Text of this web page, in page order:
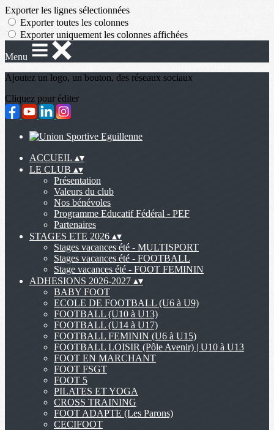
Exporter les lignes sélectionnées
Exporter toutes les colonnes
Exporter uniquement les colonnes affichées
Menu
Ajoutez un logo, un bouton, des réseaux sociaux
Cliquez pour éditer
ACCUEIL ▴▾
LE CLUB ▴▾
Présentation
Valeurs du club
Nos bénévoles
Programme Educatif Fédéral - PEF
Partenaires
STAGES ETE 2026 ▴▾
Stages vacances été - MULTISPORT
Stages vacances été - FOOTBALL
Stage vacances été - FOOT FEMININ
ADHESIONS 2026-2027 ▴▾
BABY FOOT
ECOLE DE FOOTBALL (U6 à U9)
FOOTBALL (U10 à U13)
FOOTBALL (U14 à U17)
FOOTBALL FEMININ (U6 à U15)
FOOTBALL LOISIR (Pôle Avenir) | U10 à U13
FOOT EN MARCHANT
FOOT FSGT
FOOT 5
PILATES ET YOGA
CROSS TRAINING
FOOT ADAPTE (Les Parons)
CECIFOOT